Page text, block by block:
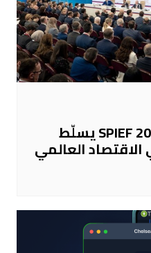
منتدى الطاقة في SPIEF 2026 يسلّط
العالمي